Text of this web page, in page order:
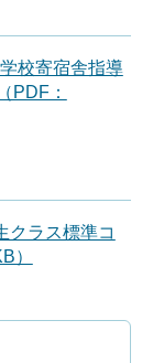
校寄宿舎指導
PDF：
クラス標準コ
）